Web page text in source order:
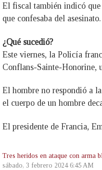
El fiscal también indicó
que confesaba del asesinato.
¿Qué sucedió?
Este viernes, la Policía
Conflans-Sainte-Honorine,
El hombre no respondió a
el cuerpo de un hombre
El presidente de Francia,
Tres heridos en ataque con arma
sábado, 3 febrero 2024 6:45 AM